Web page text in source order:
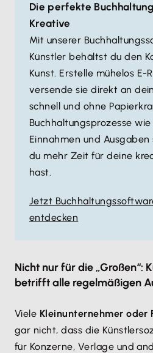
Die perfekte
Kreative
Mit unserer
Künstler behältst du den
Kunst. Erstelle mühelos E-
versende sie direkt an
schnell und ohne
Buchhaltungsprozesse
Einnahmen und
du mehr Zeit für deine
hast.
Jetzt
entdecken
Nicht nur für die „Großen“:
betrifft alle regelmäßigen
Viele Kleinunternehmer oder
gar nicht, dass die
für Konzerne, Verlage und